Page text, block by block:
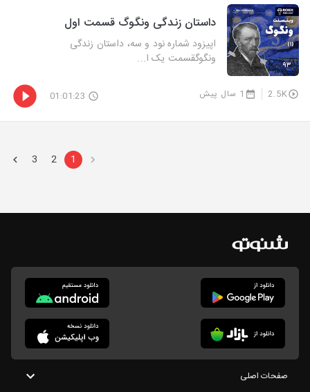
داستان زندگی ونگوگ قسمت اول
اپیزود شماره نود و سه، داستان زندگی
ونگوگقسمت یک ا...
2.5K 1 سال پیش 01:01:23
1
2
3
صفحات اصلی